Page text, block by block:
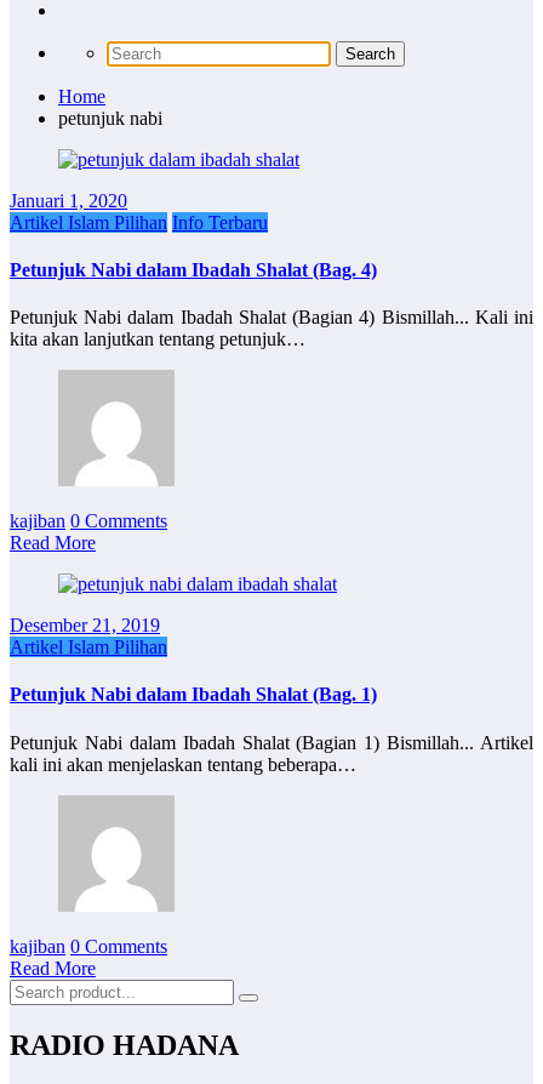
Home
petunjuk nabi
Januari 1, 2020
Artikel Islam Pilihan Info Terbaru
Petunjuk Nabi dalam Ibadah Shalat (Bag. 4)
Petunjuk Nabi dalam Ibadah Shalat (Bagian 4) Bismillah... Kali ini
kita akan lanjutkan tentang petunjuk…
kajiban 0 Comments
Read More
Desember 21, 2019
Artikel Islam Pilihan
Petunjuk Nabi dalam Ibadah Shalat (Bag. 1)
Petunjuk Nabi dalam Ibadah Shalat (Bagian 1) Bismillah... Artikel
kali ini akan menjelaskan tentang beberapa…
kajiban 0 Comments
Read More
RADIO HADANA